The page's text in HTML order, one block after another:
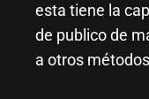
esta tiene la
de publico de
a otros